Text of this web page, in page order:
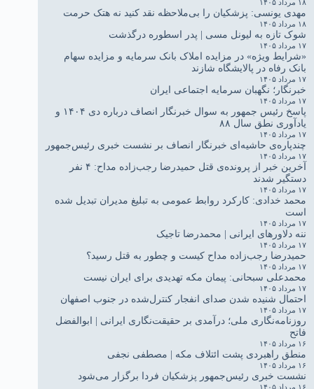
۱۸ مرداد ۱۴۰۵
مهدی یونسی: پزشکیان را بی‌ملاحظه نقد کنید نه هتک حرمت
۱۸ مرداد ۱۴۰۵
شوک تازه به لیونل مسی | پدر اسطوره درگذشت
۱۷ مرداد ۱۴۰۵
«شرایط ویژه» در مزایده املاک بانک سرمایه و مزایده سهام
بانک رفاه در پالایشگاه شازند
۱۷ مرداد ۱۴۰۵
خبرنگار؛ نگهبان سرمایه اجتماعی ایران
۱۷ مرداد ۱۴۰۵
پاسخ رئیس جمهور به سوال خبرنگار انصاف درباره دی ۱۴۰۴ و
یادآوری نطق سال ۸۸
۱۷ مرداد ۱۴۰۵
چندپاره‌ی حاشیه‌ای خبرنگار انصاف بر نشست خبری رئیس‌جمهور
۱۷ مرداد ۱۴۰۵
آخرین خبر از پرونده‌ی قتل حمیدرضا رجب‌زاده مداح: ۴ نفر
دستگیر شدند
۱۷ مرداد ۱۴۰۵
محمد خدادی: کارکرد روابط عمومی به تبلیغ مدیران تبدیل شده
است
۱۷ مرداد ۱۴۰۵
ننه دلاورهای ایرانی | محمدرضا تاجیک
۱۷ مرداد ۱۴۰۵
حمیدرضا رجب‌زاده مداح کیست و چطور به قتل رسید؟
۱۷ مرداد ۱۴۰۵
محمدعلی سبحانی: پیمان مکه تهدیدی برای ایران نیست
۱۷ مرداد ۱۴۰۵
احتمال شنیده شدن صدای انفجار کنترل‌شده در جنوب اصفهان
۱۷ مرداد ۱۴۰۵
روزنامه‌نگاری ملی؛ درآمدی بر حقیقت‌نگاری ایرانی | ابوالفضل
فاتح
۱۶ مرداد ۱۴۰۵
منطق راهبردی پشت ائتلاف مکه | مصطفی نجفی
۱۶ مرداد ۱۴۰۵
نشست خبری رئیس‌جمهور پزشکیان فردا برگزار می‌شود
۱۶ مرداد ۱۴۰۵